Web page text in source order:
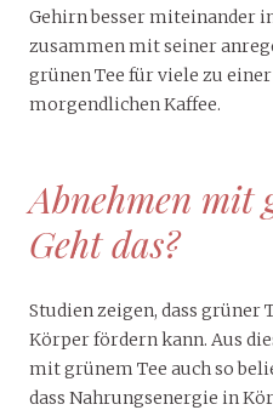
Gehirn besser miteinander
zusammen mit seiner
grünen Tee für viele zu
morgendlichen Kaffee.
Abnehmen mit
Geht das?
Studien zeigen, dass grüner
Körper fördern kann. Aus
mit grünem Tee auch so
dass Nahrungsenergie in